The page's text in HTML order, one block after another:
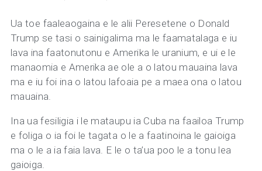
Ua toe faaleaogaina e le alii Peresetene o Donald
Trump se tasi o sainigalima ma le faamatalaga e iu
lava ina faatonutonu e Amerika le uranium, e ui e le
manaomia e Amerika ae ole a o latou mauaina lava
ma e iu foi ina o latou lafoaia pe a maea ona o latou
mauaina.
Ina ua fesiligia i le mataupu ia Cuba na faailoa Trump
e foliga o ia foi le tagata o le a faatinoina le gaioiga
ma o le a ia faia lava. E le o ta’ua poo le a tonu lea
gaioiga.